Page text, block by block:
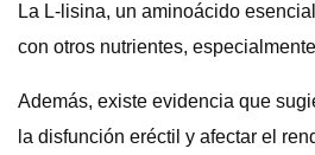
La L-lisina, un aminoácido
con otros nutrientes,
Además, existe evidencia que
la disfunción eréctil y afectar el